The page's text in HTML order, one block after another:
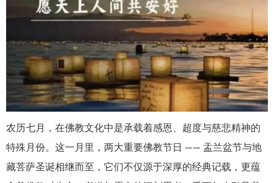
农历七月，在佛教文化中是承载着感恩、超度与慈悲精神的
特殊月份。这一月里，两大重要佛教节日 —— 盂兰盆节与地
藏菩萨圣诞相继而至，它们不仅源于深厚的经典记载，更蕴